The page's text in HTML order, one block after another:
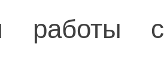
работы с